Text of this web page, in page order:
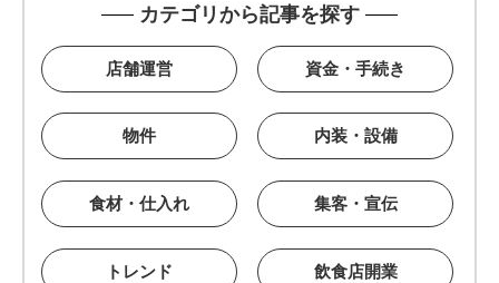
カテゴリから記事を探す
店舗運営 資金・手続き
物件 内装・設備
食材・仕入れ 集客・宣伝
トレンド 飲食店開業